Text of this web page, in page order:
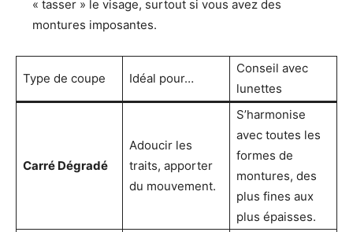
« tasser » le visage, surtout si vous avez des
montures imposantes.
Type de coupe Idéal pour…
Conseil avec
lunettes
Carré Dégradé
Adoucir les
traits, apporter
du mouvement.
S’harmonise
avec toutes les
formes de
montures, des
plus fines aux
plus épaisses.